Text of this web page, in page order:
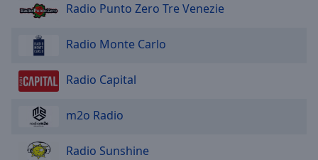
Radio Punto Zero Tre Venezie
Radio Monte Carlo
Radio Capital
m2o Radio
Radio Sunshine